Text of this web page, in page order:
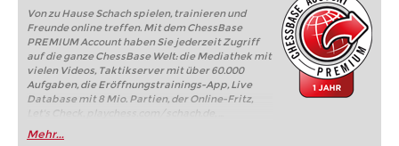
Von zu Hause Schach spielen, trainieren und
Freunde online treffen. Mit dem ChessBase
PREMIUM Account haben Sie jederzeit Zugriff
auf die ganze ChessBase Welt: die Mediathek mit
vielen Videos, Taktikserver mit über 60.000
Aufgaben, die Eröffnungstrainings-App, Live
Database mit 8 Mio. Partien, der Online-Fritz,
Let's Check, playchess.com/schach.de, ...
Mehr...